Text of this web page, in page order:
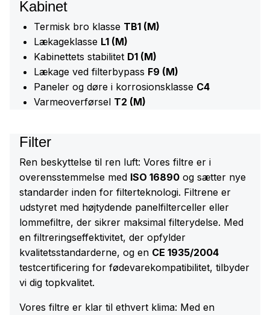
Kabinet
Termisk bro klasse TB1 (M)
Lækageklasse L1 (M)
Kabinettets stabilitet D1 (M)
Lækage ved filterbypass F9 (M)
Paneler og døre i korrosionsklasse C4
Varmeoverførsel T2 (M)
Filter
Ren beskyttelse til ren luft: Vores filtre er i
overensstemmelse med ISO 16890 og sætter nye
standarder inden for filterteknologi. Filtrene er
udstyret med højtydende panelfilterceller eller
lommefiltre, der sikrer maksimal filterydelse. Med
en filtreringseffektivitet, der opfylder
kvalitetsstandarderne, og en CE 1935/2004
testcertificering for fødevarekompatibilitet, tilbyder
vi dig topkvalitet.
Vores filtre er klar til ethvert klima: Med en